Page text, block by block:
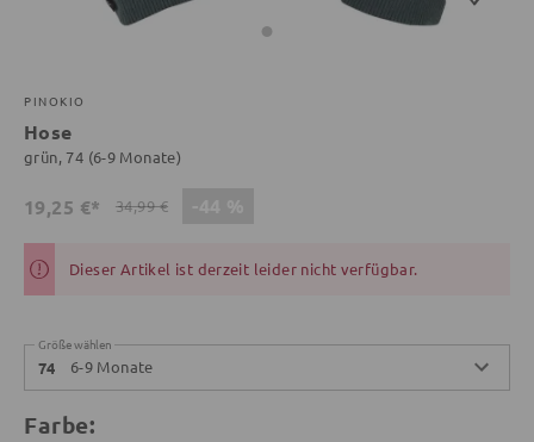
PINOKIO
Hose
grün, 74 (6-9 Monate)
19,25 €* 34,99 €
Dieser Artikel ist derzeit leider nicht verfügbar.
Größe wählen
74 6-9 Monate
Farbe: